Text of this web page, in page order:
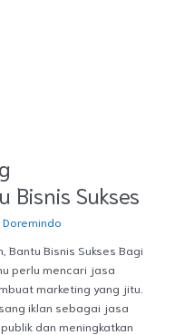
Bisnis Sukses
Doremindo
Bantu Bisnis Sukses Bagi
perlu mencari jasa
marketing yang jitu.
iklan sebagai jasa
dan meningkatkan